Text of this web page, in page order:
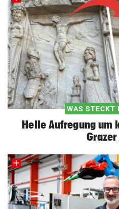
WAS STECKT
Helle Aufregung um
Grazer